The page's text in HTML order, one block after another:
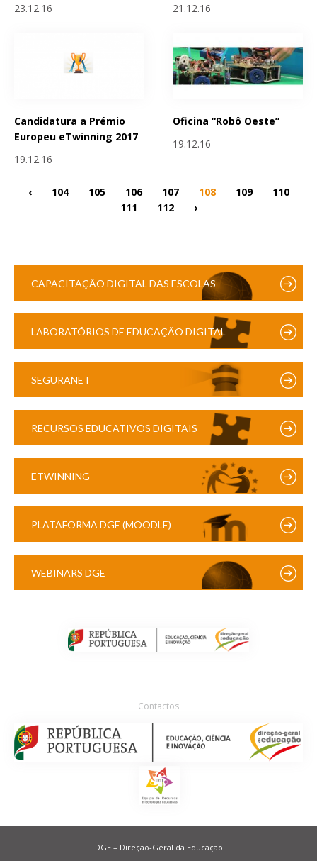
23.12.16
21.12.16
Candidatura a Prémio
Europeu eTwinning 2017
19.12.16
Oficina “Robô Oeste”
19.12.16
‹ 104 105 106 107 108 109
110
111
112 ›
CAPACITAÇÃO DIGITAL DAS ESCOLAS
LABORATÓRIOS DE EDUCAÇÃO DIGITAL
SEGURANET
RECURSOS EDUCATIVOS DIGITAIS
ETWINNING
PLATAFORMA DGE (MOODLE)
WEBINARS DGE
Contactos
DGE – Direção-Geral da Educação